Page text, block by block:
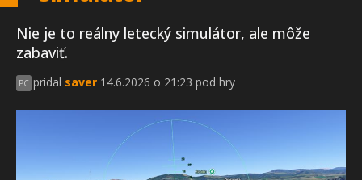
Nie je to reálny letecký simulátor, ale môže
zabaviť.
PC pridal saver 14.6.2026 o 21:23 pod hry